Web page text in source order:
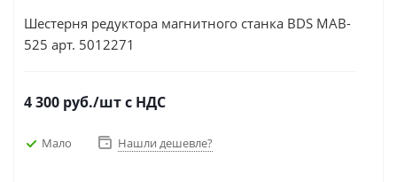
Шестерня редуктора магнитного станка BDS MAB-
525 арт. 5012271
4 300 руб./штс НДС
Мало Нашли дешевле?